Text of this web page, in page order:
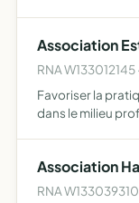
Association
RNA
Favoriser la
dans le milieu
Association
RNA